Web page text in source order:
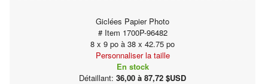
Giclées Papier Photo
# Item 1700P-96482
8 x 9 po à 38 x 42.75 po
Personnaliser la taille
En stock
Détaillant: 36,00 à 87,72 $USD